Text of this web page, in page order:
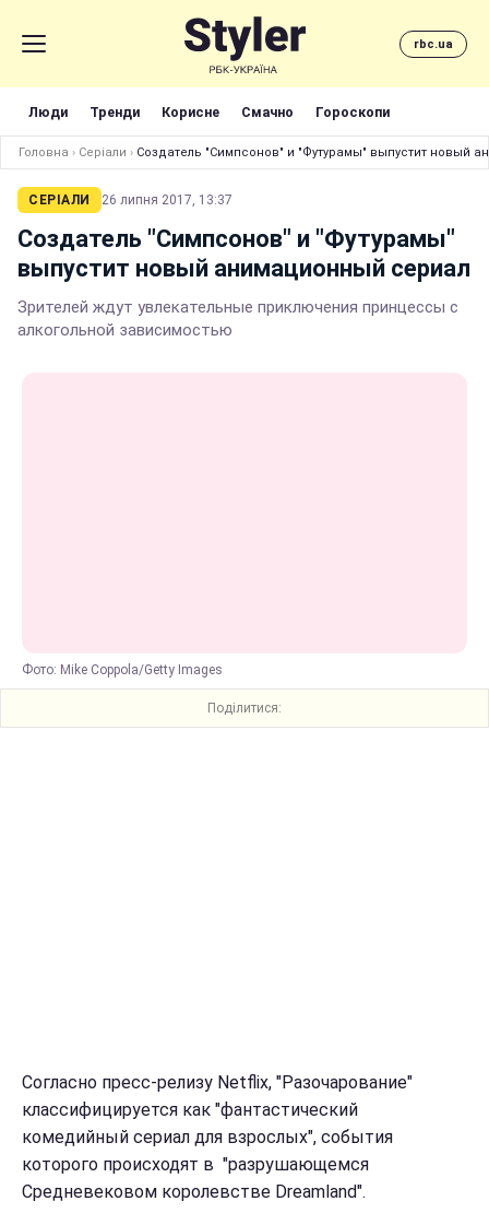
rbc.ua
Люди Тренди Корисне Смачно Гороскопи
Головна › Серіали › Создатель "Симпсонов" и "Футурамы" выпустит новый
СЕРІАЛИ 26 липня 2017, 13:37
Создатель "Симпсонов" и "Футурамы"
выпустит новый анимационный сериал
Зрителей ждут увлекательные приключения принцессы с
алкогольной зависимостью
Фото: Mike Coppola/Getty Images
Поділитися:
Согласно пресс-релизу Netflix, "Разочарование"
классифицируется как "фантастический
комедийный сериал для взрослых", события
которого происходят в "разрушающемся
Средневековом королевстве Dreamland".